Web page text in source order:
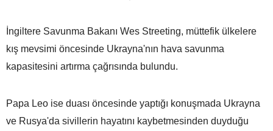
İngiltere Savunma Bakanı Wes Streeting, müttefik ülkelere
kış mevsimi öncesinde Ukrayna'nın hava savunma
kapasitesini artırma çağrısında bulundu.
Papa Leo ise duası öncesinde yaptığı konuşmada Ukrayna
ve Rusya'da sivillerin hayatını kaybetmesinden duyduğu